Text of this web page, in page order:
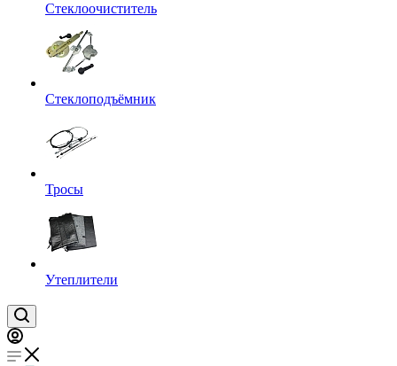
Стеклоочиститель
Стеклоподъёмник
Тросы
Утеплители